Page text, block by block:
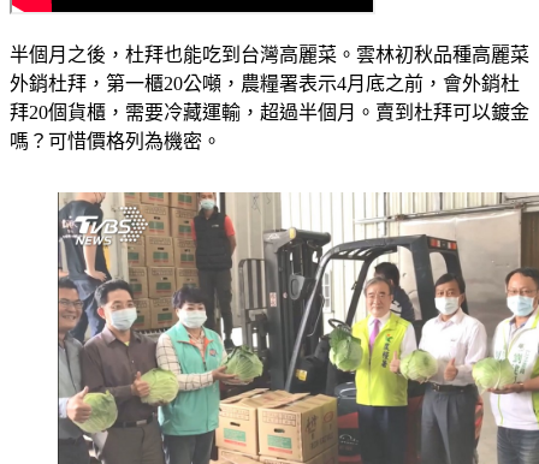
半個月之後，杜拜也能吃到台灣高麗菜。雲林初秋品種高麗菜
外銷杜拜，第一櫃20公噸，農糧署表示4月底之前，會外銷杜
拜20個貨櫃，需要冷藏運輸，超過半個月。賣到杜拜可以鍍金